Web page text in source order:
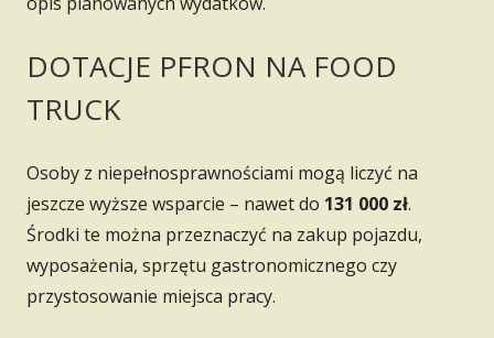
DOTACJE PFRON NA FOOD
TRUCK
Osoby z niepełnosprawnościami mogą liczyć na
jeszcze wyższe wsparcie – nawet do 131 000 zł.
Środki te można przeznaczyć na zakup pojazdu,
wyposażenia, sprzętu gastronomicznego czy
przystosowanie miejsca pracy.